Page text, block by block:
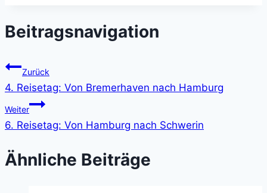
Beitragsnavigation
Zurück
4. Reisetag: Von Bremerhaven nach Hamburg
Weiter
6. Reisetag: Von Hamburg nach Schwerin
Ähnliche Beiträge